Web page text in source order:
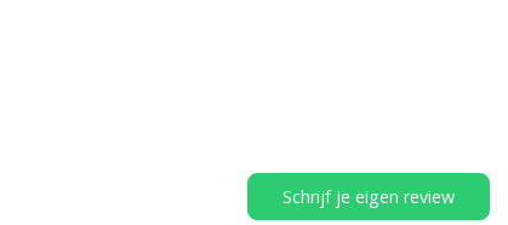
Schrijf je eigen review